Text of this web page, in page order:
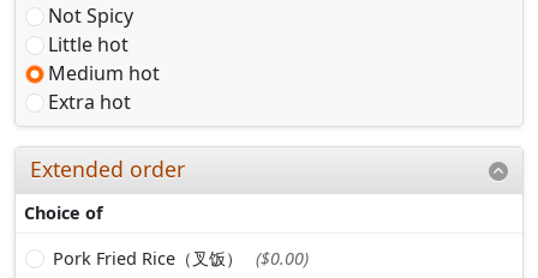
Not Spicy
Little hot
Medium hot
Extra hot
Extended order
Choice of
Pork Fried Rice（叉饭）
($0.00)